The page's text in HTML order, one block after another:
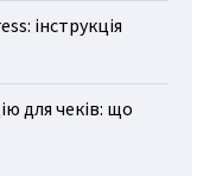
інструкція
для чеків: що